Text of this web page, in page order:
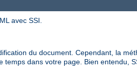
avec SSI.
du document. Cependant, la
dans votre page. Bien entendu,